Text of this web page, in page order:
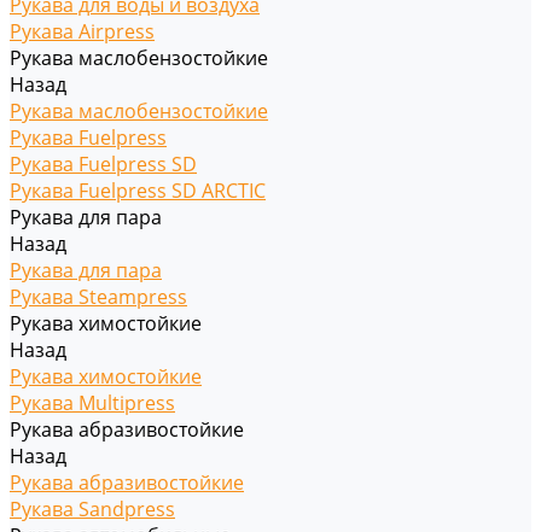
Рукава Airpress
Рукава маслобензостойкие
Назад
Рукава маслобензостойкие
Рукава Fuelpress
Рукава Fuelpress SD
Рукава Fuelpress SD ARCTIC
Рукава для пара
Назад
Рукава для пара
Рукава Steampress
Рукава химостойкие
Назад
Рукава химостойкие
Рукава Multipress
Рукава абразивостойкие
Назад
Рукава абразивостойкие
Рукава Sandpress